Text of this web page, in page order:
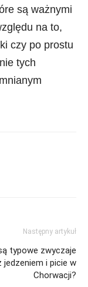
są ważnymi
na to,
czy po prostu
tych
Następny artykuł
typowe zwyczaje
jedzeniem i picie w
Chorwacji?